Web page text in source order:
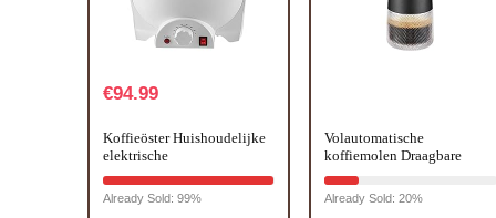
€94.99
Koffieöster Huishoudelijke
elektrische
koffiezetmachine voor thuis,
koffiebonen,
Roostermachine, 0-240 °C,
Already Sold: 99%
Volautomatische
koffiemolen Draagbare
Koffiezetapparaat
Handleiding
Koffiezetapparaat Druk
Already Sold: 20%